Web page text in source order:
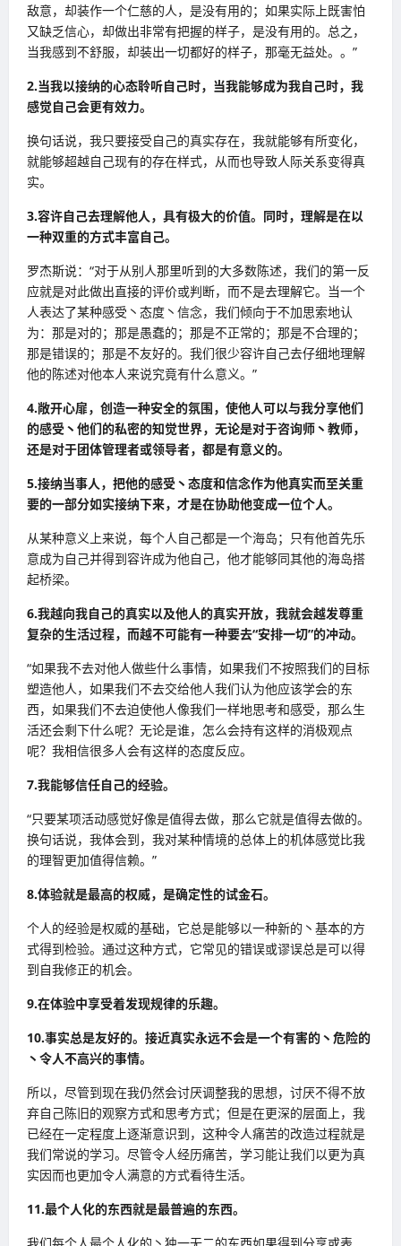
敌意，却装作一个仁慈的人，是没有用的；如果实际上既害怕
又缺乏信心，却做出非常有把握的样子，是没有用的。总之，
当我感到不舒服，却装出一切都好的样子，那毫无益处。。”
2.当我以接纳的心态聆听自己时，当我能够成为我自己时，我
感觉自己会更有效力。
换句话说，我只要接受自己的真实存在，我就能够有所变化，
就能够超越自己现有的存在样式，从而也导致人际关系变得真
实。
3.容许自己去理解他人，具有极大的价值。同时，理解是在以
一种双重的方式丰富自己。
罗杰斯说：“对于从别人那里听到的大多数陈述，我们的第一反
应就是对此做出直接的评价或判断，而不是去理解它。当一个
人表达了某种感受丶态度丶信念，我们倾向于不加思索地认
为：那是对的；那是愚蠢的；那是不正常的；那是不合理的；
那是错误的；那是不友好的。我们很少容许自己去仔细地理解
他的陈述对他本人来说究竟有什么意义。”
4.敞开心扉，创造一种安全的氛围，使他人可以与我分享他们
的感受丶他们的私密的知觉世界，无论是对于咨询师丶教师，
还是对于团体管理者或领导者，都是有意义的。
5.接纳当事人，把他的感受丶态度和信念作为他真实而至关重
要的一部分如实接纳下来，才是在协助他变成一位个人。
从某种意义上来说，每个人自己都是一个海岛；只有他首先乐
意成为自己并得到容许成为他自己，他才能够同其他的海岛搭
起桥梁。
6.我越向我自己的真实以及他人的真实开放，我就会越发尊重
复杂的生活过程，而越不可能有一种要去“安排一切”的冲动。
“如果我不去对他人做些什么事情，如果我们不按照我们的目标
塑造他人，如果我们不去交给他人我们认为他应该学会的东
西，如果我们不去迫使他人像我们一样地思考和感受，那么生
活还会剩下什么呢？无论是谁，怎么会持有这样的消极观点
呢？我相信很多人会有这样的态度反应。
7.我能够信任自己的经验。
“只要某项活动感觉好像是值得去做，那么它就是值得去做的。
换句话说，我体会到，我对某种情境的总体上的机体感觉比我
的理智更加值得信赖。”
8.体验就是最高的权威，是确定性的试金石。
个人的经验是权威的基础，它总是能够以一种新的丶基本的方
式得到检验。通过这种方式，它常见的错误或谬误总是可以得
到自我修正的机会。
9.在体验中享受着发现规律的乐趣。
10.事实总是友好的。接近真实永远不会是一个有害的丶危险的
丶令人不高兴的事情。
所以，尽管到现在我仍然会讨厌调整我的思想，讨厌不得不放
弃自己陈旧的观察方式和思考方式；但是在更深的层面上，我
已经在一定程度上逐渐意识到，这种令人痛苦的改造过程就是
我们常说的学习。尽管令人经历痛苦，学习能让我们以更为真
实因而也更加令人满意的方式看待生活。
11.最个人化的东西就是最普遍的东西。